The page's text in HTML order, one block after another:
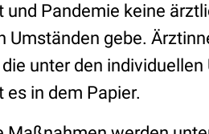
und Pandemie keine
Umständen gebe.
unter den
es in dem Papier.